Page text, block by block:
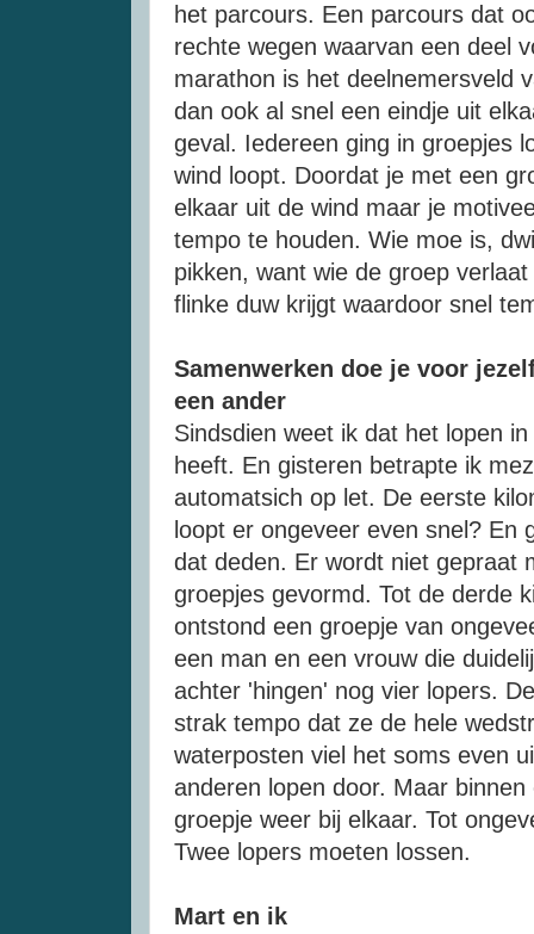
het parcours. Een parcours dat
rechte wegen waarvan een deel
marathon is het deelnemersveld
dan ook al snel een eindje uit
geval. Iedereen ging in groepjes
wind loopt. Doordat je met een
elkaar uit de wind maar je
tempo te houden. Wie moe is,
pikken, want wie de groep
flinke duw krijgt waardoor snel
Samenwerken doe je voor
een ander
Sindsdien weet ik dat het lopen
heeft. En gisteren betrapte ik
automatsich op let. De eerste
loopt er ongeveer even snel? En
dat deden. Er wordt niet gepraat
groepjes gevormd. Tot de derde
ontstond een groepje van
een man en een vrouw die
achter 'hingen' nog vier lopers.
strak tempo dat ze de hele
waterposten viel het soms even
anderen lopen door. Maar
groepje weer bij elkaar. Tot
Twee lopers moeten lossen.
Mart en ik